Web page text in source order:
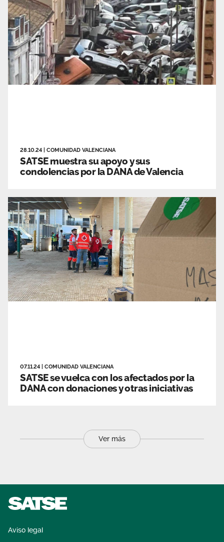
28.10.24 COMUNIDAD VALENCIANA
SATSE muestra su apoyo y sus
condolencias por la DANA de Valencia
07.11.24 COMUNIDAD VALENCIANA
SATSE se vuelca con los afectados por la
DANA con donaciones y otras iniciativas
Ver más
Aviso legal